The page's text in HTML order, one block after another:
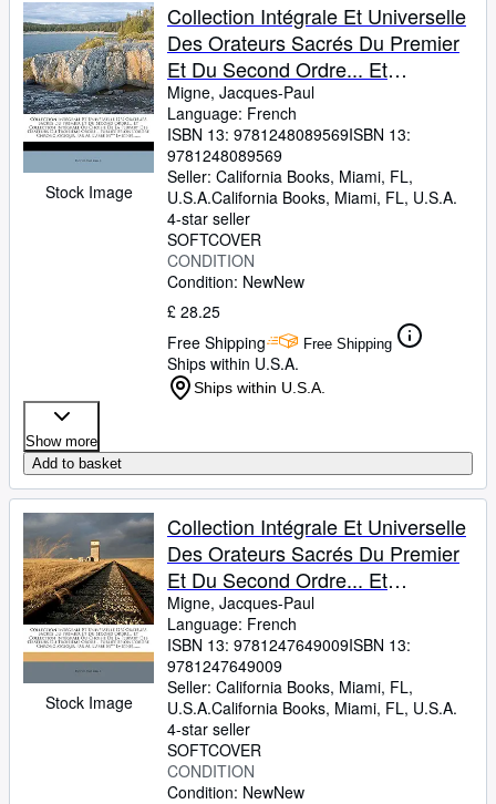
Stock Image
Collection Intégrale Et Universelle
Des Orateurs Sacrés Du Premier
Et Du Second Ordre... Et
Collection Intégrale Ou Choisie De
La Plupart Des Orateurs ... L'abbé
M*** [migne], ...... (French Edition)
Migne, Jacques-Paul
Language: French
ISBN 13: 9781248089569ISBN 13:
9781248089569
Seller: California Books, Miami, FL,
U.S.A.California Books, Miami, FL, U.S.A.
4-star seller
SOFTCOVER
CONDITION
Condition: NewNew
£ 28.25
Free Shipping
Free Shipping
Ships within U.S.A.
Ships within U.S.A.
Show more
Add to basket
Stock Image
Collection Intégrale Et Universelle
Des Orateurs Sacrés Du Premier
Et Du Second Ordre... Et
Collection Intégrale Ou Choisie De
La Plupart Des Orateurs ... L'abbé
M*** [migne], ...... (French Edition)
Migne, Jacques-Paul
Language: French
ISBN 13: 9781247649009ISBN 13:
9781247649009
Seller: California Books, Miami, FL,
U.S.A.California Books, Miami, FL, U.S.A.
4-star seller
SOFTCOVER
CONDITION
Condition: NewNew